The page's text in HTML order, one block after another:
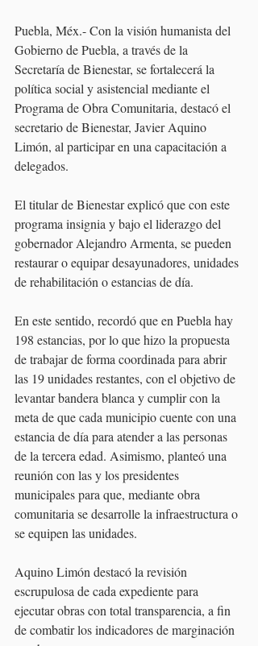
Puebla, Méx.- Con la visión humanista del
Gobierno de Puebla, a través de la
Secretaría de Bienestar, se fortalecerá la
política social y asistencial mediante el
Programa de Obra Comunitaria, destacó el
secretario de Bienestar, Javier Aquino
Limón, al participar en una capacitación a
delegados.
El titular de Bienestar explicó que con este
programa insignia y bajo el liderazgo del
gobernador Alejandro Armenta, se pueden
restaurar o equipar desayunadores, unidades
de rehabilitación o estancias de día.
En este sentido, recordó que en Puebla hay
198 estancias, por lo que hizo la propuesta
de trabajar de forma coordinada para abrir
las 19 unidades restantes, con el objetivo de
levantar bandera blanca y cumplir con la
meta de que cada municipio cuente con una
estancia de día para atender a las personas
de la tercera edad. Asimismo, planteó una
reunión con las y los presidentes
municipales para que, mediante obra
comunitaria se desarrolle la infraestructura o
se equipen las unidades.
Aquino Limón destacó la revisión
escrupulosa de cada expediente para
ejecutar obras con total transparencia, a fin
de combatir los indicadores de marginación